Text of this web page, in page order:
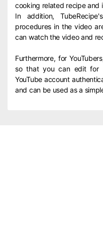
cooking related recipe and
In addition,
procedures in the video
can watch the video and
Furthermore, for
so that you can edit for
YouTube account
and can be used as a